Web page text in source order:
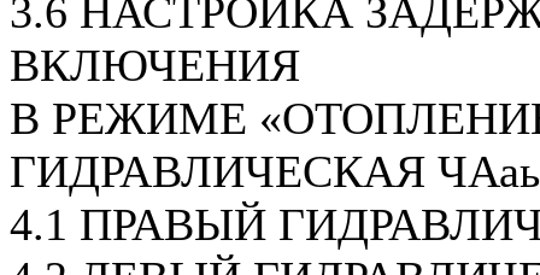
3.6 НАСТРОЙКА
ВКЛЮЧЕНИЯ
В РЕЖИМЕ
ГИДРАВЛИЧЕСКАЯ ЧАаь
4.1 ПРАВЫЙ